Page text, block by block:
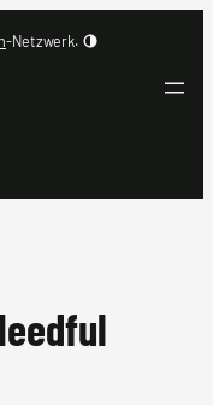
-Netzwerk.